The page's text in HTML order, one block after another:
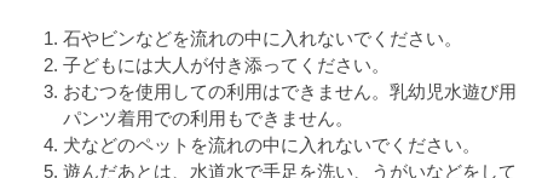
石やビンなどを流れの中に入れないでください。
子どもには大人が付き添ってください。
おむつを使用しての利用はできません。乳幼児水遊び用
パンツ着用での利用もできません。
犬などのペットを流れの中に入れないでください。
遊んだあとは、水道水で手足を洗い、うがいなどをして